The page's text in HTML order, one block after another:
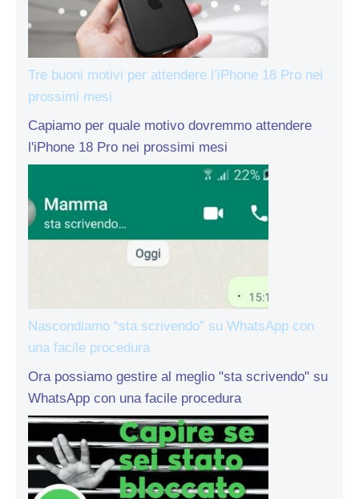
Tre buoni motivi per attendere l’iPhone 18 Pro nei
prossimi mesi
Capiamo per quale motivo dovremmo attendere
l'iPhone 18 Pro nei prossimi mesi
Nascondiamo “sta scrivendo” su WhatsApp con
una facile procedura
Ora possiamo gestire al meglio "sta scrivendo" su
WhatsApp con una facile procedura